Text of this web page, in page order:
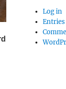
Log in
Entries